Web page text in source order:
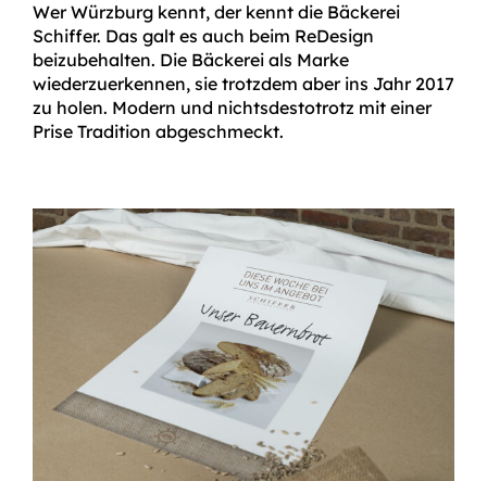
Wer Würzburg kennt, der kennt die Bäckerei
Schiffer. Das galt es auch beim ReDesign
beizubehalten. Die Bäckerei als Marke
wiederzuerkennen, sie trotzdem aber ins Jahr 2017
zu holen. Modern und nichtsdestotrotz mit einer
Prise Tradition abgeschmeckt.